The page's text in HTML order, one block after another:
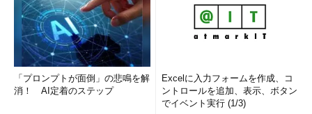
「プロンプトが面倒」の悲鳴を解
消！ AI定着のステップ
Excelに入力フォームを作成、コ
ントロールを追加、表示、ボタン
でイベント実行 (1/3)